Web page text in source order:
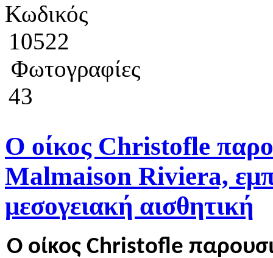
Κωδικός
10522
Φωτογραφίες
43
Ο οίκος Christofle
Malmaison Riviera,
μεσογειακή αισθητική
Ο οίκος Christofle